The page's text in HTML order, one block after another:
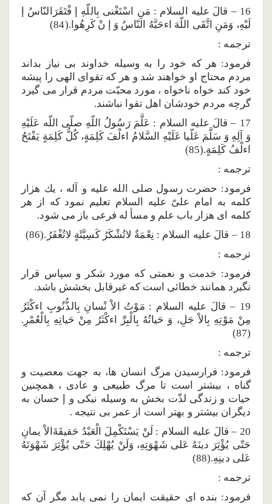
16 – قالَ عليه السلام : مَنِ اسْتَغْنى بِاللّهِ إ فْتَقَرَالنّاسُ إ
لَيْهِ، وَمَنِ اتَّقَى اللّهَ اءحَبَّهُ النّاسُ وَ إ نْ كَرِهُوا.(84)
ترجمه :
فرمود: هر كه خود را به وسيله خداوند بى نياز بداند
مردم محتاج او خواهند شد و هر كه تقواى الهى را پيشه
خود كند خواه ناخواه ، مورد محبّت مردم قرار مى گيرد
گرچه مردم خودشان اهل تقوا نباشند.
17 – قالَ عليه السلام : عَلَّمَ رَسُولُ اللّهِ صلّى اللّه عَلَيْهِ
وَ آلِهِ وَ سَلَّمَ عَلّيا عَلَيْهِ السَّلامُ اءلْفَ كَلِمَةٍ، كُلُّ كَلِمَةٍ يَفْتَحُ
اءلْفُ كَلِمَةٍ.(85)
ترجمه :
فرمود: حضرت رسول صلى الله عليه و آله ، يك هزار
كلمه به امام علىّ عليه السلام تعليم نمود كه از هر
كلمه اى هزار باب علم و مسأ له فرعى باز مى شود.
18 – قالَ عليه السلام : نِعْمَةٌ لاتُشْكَرُ كَسِيَّئَةٍ لاتُغْفَرُ.(86)
ترجمه :
فرمود: خدمت و نعمتى كه مورد شكر و سپاس قرار
نگيرد همانند خطائى است كه غيرقابل بخشش باشد.
19 – قالَ عليه السلام : مَوْتُ الاْ نْسانِ بِالذُّنُوبِ اءكْثَرُ
مِنْ مَوْتِهِ بِالاْ جَلِ، وَ حَياتُهُ بِالْبِرِّ اءكْثَرُ مِنْ حَياتِهِ بِالْعُمْرِ.
(87)
ترجمه :
فرمود: فرارسيدن مرگ انسان ها، به جهت معصيت و
گناه ، بيشتر است تا مرگ طبيعى و عادى ، همچنين
حيات و زندگى لذّت بخش به وسيله نيكى و إ حسان به
ديگران بيشتر و بهتر است از عمر بى نتيجه .
20 – قالَ عليه السلام : لَنْ يَسْتَكْمِلَ الْعَبْدُ حَقيقَةَالاْ يمانِ
حَتّى يُؤْثِرَ دينَهُ عَلى شَهْوَتِهِ، وَلَنْ يُهْلِكَ حَتّى يُؤْثِرَ شَهْوَتَهُ
عَلى دينِهِ.(88)
ترجمه :
فرمود: بنده اى حقيقت ايمان را نمى يابد مگر آن كه